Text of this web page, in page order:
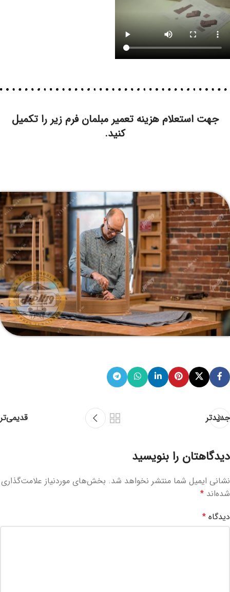
جهت استعلام هزینه تعمیر مبلمان فرم زیر را تکمیل
کنید.
جدیدتر قدیمی‌تر
دیدگاهتان را بنویسید
نشانی ایمیل شما منتشر نخواهد شد. بخش‌های موردنیاز علامت‌گذاری
شده‌اند *
دیدگاه *